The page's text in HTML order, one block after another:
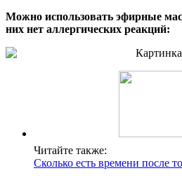
Можно использовать эфирные
них нет аллергических реакций:
Читайте также:
Сколько есть времени после